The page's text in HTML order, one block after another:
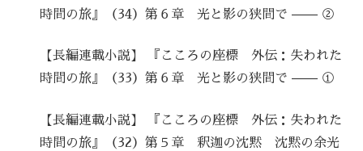
時間の旅』（34）第６章 光と影の狭間で —— ②
【長編連載小説】 『こころの座標 外伝：失われた
時間の旅』（33）第６章 光と影の狭間で —— ①
【長編連載小説】 『こころの座標 外伝：失われた
時間の旅』（32）第５章 釈迦の沈黙 沈黙の余光